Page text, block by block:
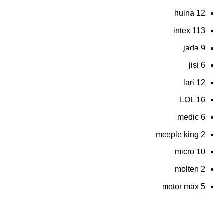
huina 12
intex 113
jada 9
jisi 6
lari 12
LOL 16
medic 6
meeple king 2
micro 10
molten 2
motor max 5